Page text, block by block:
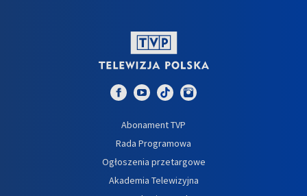
Abonament TVP
Rada Programowa
Ogłoszenia przetargowe
Akademia Telewizyjna